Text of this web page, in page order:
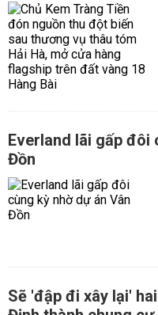
Everland lãi gấp đôi
Đồn
Sẽ 'đập đi xây lại'